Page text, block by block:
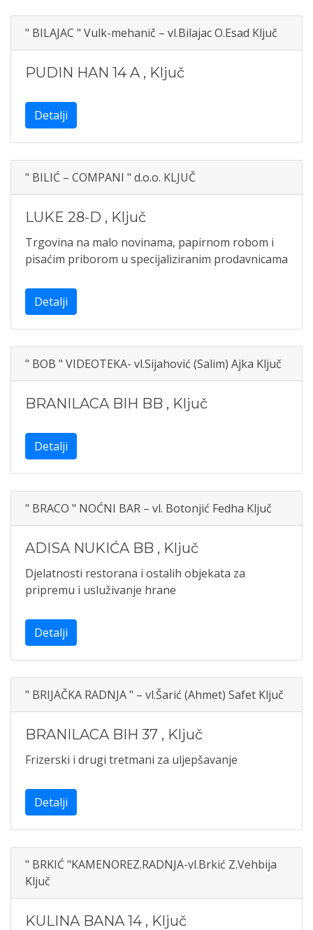
" BILAJAC " Vulk-mehanič – vl.Bilajac O.Esad Ključ
PUDIN HAN 14 A , Ključ
Detalji
" BILIĆ – COMPANI " d.o.o. KLJUČ
LUKE 28-D , Ključ
Trgovina na malo novinama, papirnom robom i
pisaćim priborom u specijaliziranim prodavnicama
Detalji
" BOB " VIDEOTEKA- vl.Sijahović (Salim) Ajka Ključ
BRANILACA BIH BB , Ključ
Detalji
" BRACO " NOĆNI BAR – vl. Botonjić Fedha Ključ
ADISA NUKIĆA BB , Ključ
Djelatnosti restorana i ostalih objekata za
pripremu i usluživanje hrane
Detalji
" BRIJAČKA RADNJA " – vl.Šarić (Ahmet) Safet Ključ
BRANILACA BIH 37 , Ključ
Frizerski i drugi tretmani za uljepšavanje
Detalji
" BRKIĆ "KAMENOREZ.RADNJA-vl.Brkić Z.Vehbija
Ključ
KULINA BANA 14 , Ključ